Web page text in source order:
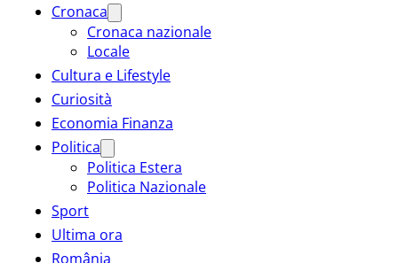
Cronaca
Cronaca nazionale
Locale
Cultura e Lifestyle
Curiosità
Economia Finanza
Politica
Politica Estera
Politica Nazionale
Sport
Ultima ora
România